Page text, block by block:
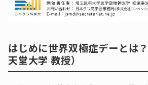
はじめに世界双極症デーとは
天堂大学 教授）